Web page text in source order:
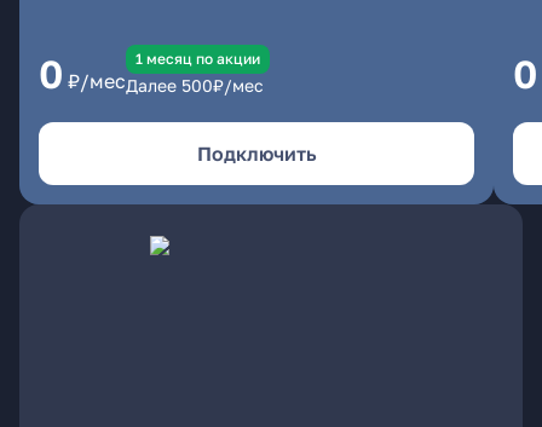
0 ₽/мес
1 месяц по акции
Далее 500₽/мес
Подключить
0